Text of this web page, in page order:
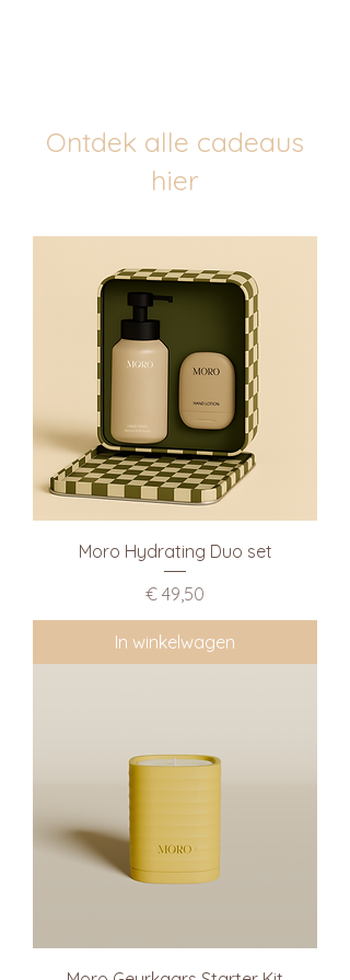
Ontdek alle cadeaus
hier
Moro Hydrating Duo set
Prijs
€ 49,50
In winkelwagen